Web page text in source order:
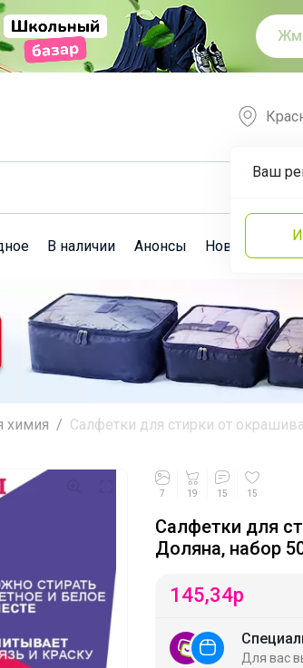
Ваш
В наличии Анонсы Новости
химия Салфетки для стирки от
7 19 15 15
Салфетки для
Доляна, набор
145,34р
Для вас